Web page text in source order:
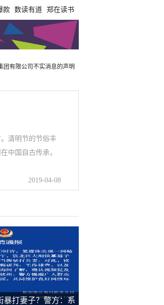
款 数读有道 郑在读书
团有限公司不实消息的声明
清明节的节俗丰
中国自古传承，
2019-04-08
暴打妻子？警方：系